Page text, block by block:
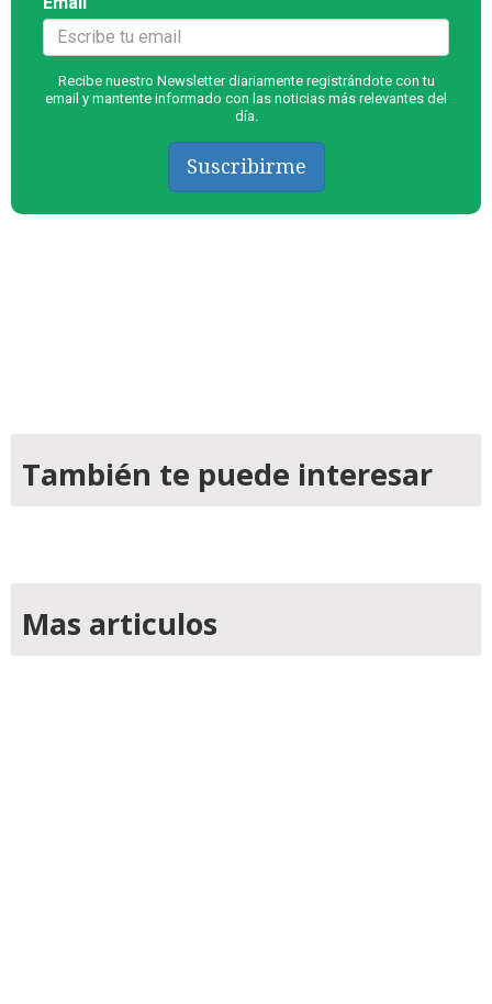
Recibe nuestro Newsletter diariamente registrándote con tu
email y mantente informado con las noticias más relevantes del
día.
Suscribirme
También te puede interesar
Mas articulos